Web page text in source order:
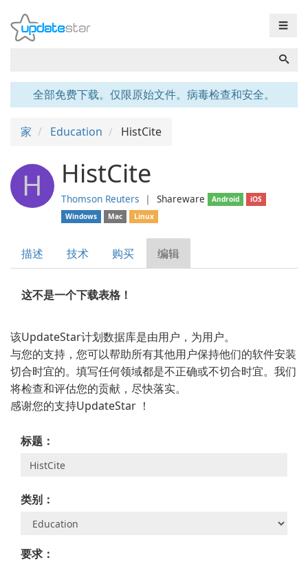
☰
全部免费下载。仅限原始文件。病毒检查和安全。
家 Education HistCite
H HistCite
Thomson Reuters ❘ Shareware Android
iOS
Windows
Mac Linux
描述 技术 购买 编辑
这不是一个下载表格！
该UpdateStar计划数据库是由用户，为用户。
与您的支持，您可以帮助所有其他用户保持他们的软件安装
切合时宜的。填写任何领域都是不正确或不切合时宜。我们
将检查和评估您的贡献，尽快落实。
感谢您的支持UpdateStar ！
标题：
类别：
要求：